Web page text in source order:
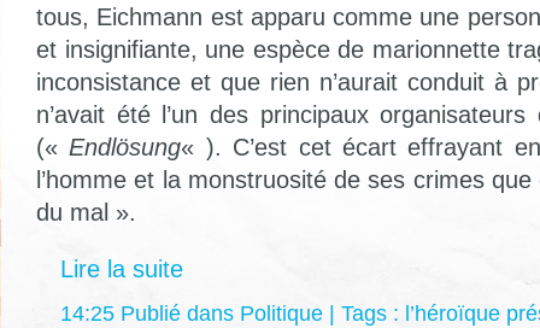
tous, Eichmann est apparu comme une
et insignifiante, une espèce de marionnette
inconsistance et que rien n’aurait conduit à
n’avait été l’un des principaux
(« Endlösung« ). C’est cet écart effrayant
l’homme et la monstruosité de ses crimes
du mal ».
Lire la suite
14:25 Publié dans Politique | Tags : l’héroïque